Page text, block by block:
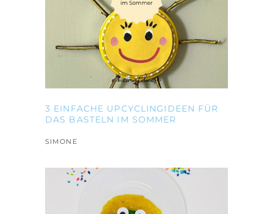
3 EINFACHE UPCYCLINGIDEEN FÜR
DAS BASTELN IM SOMMER
SIMONE